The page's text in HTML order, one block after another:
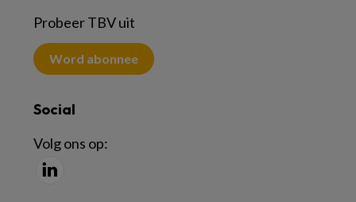
Probeer TBV uit
Word abonnee
Social
Volg ons op: